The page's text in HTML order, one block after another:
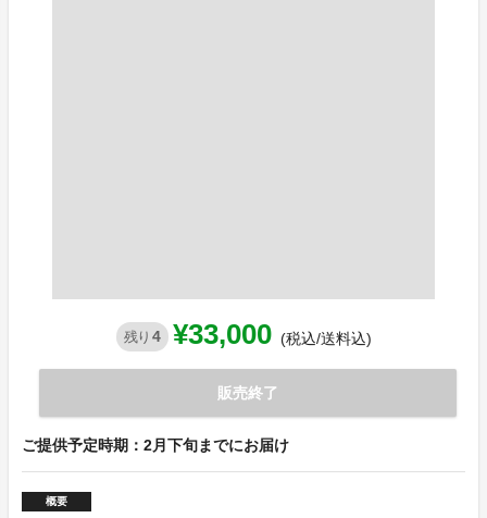
残り 4 ¥33,000 (税込/送料込)
販売終了
ご提供予定時期：2月下旬までにお届け
概要